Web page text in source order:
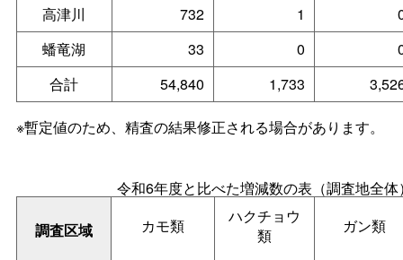
高津川
732 1
蟠竜湖
33 0
合計
54,840 1,733
※暫定値のため、精査の結果修正される場合があります。
令和6年度と比べた増減数の表（調査地全
調査区域 カモ類
ハクチョウ
類
ガン類